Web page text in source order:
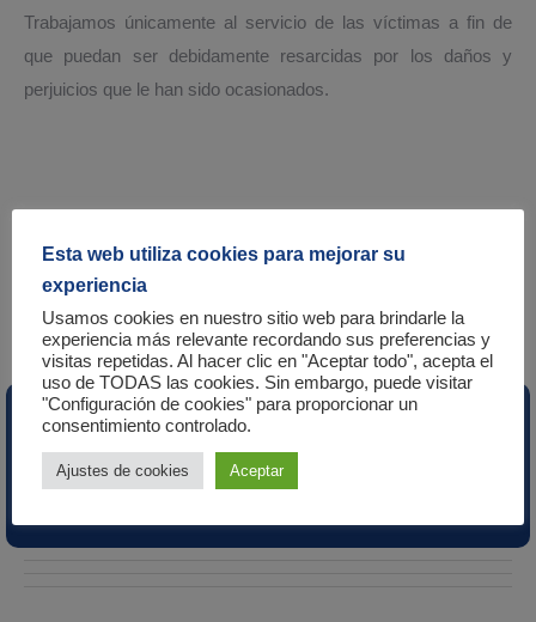
Trabajamos únicamente al servicio de las víctimas a fin de
que puedan ser debidamente resarcidas por los daños y
perjuicios que le han sido ocasionados.
Primera consulta gratuita
Completa el siguiente formulario
Indícanos los siguientes datos
para que podamos contactar
contigo
This form is temporarily unavailable.
Esta web utiliza cookies para mejorar su
experiencia
Usamos cookies en nuestro sitio web para brindarle la
experiencia más relevante recordando sus preferencias y
visitas repetidas. Al hacer clic en "Aceptar todo", acepta el
uso de TODAS las cookies. Sin embargo, puede visitar
"Configuración de cookies" para proporcionar un
consentimiento controlado.
Ajustes de cookies Aceptar